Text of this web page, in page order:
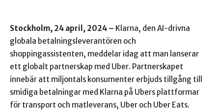
Stockholm, 24 april, 2024 – Klarna, den AI-drivna
globala betalningsleverantören och
shoppingassistenten, meddelar idag att man lanserar
ett globalt partnerskap med Uber. Partnerskapet
innebär att miljontals konsumenter erbjuds tillgång till
smidiga betalningar med Klarna på Ubers plattformar
för transport och matleverans, Uber och Uber Eats.